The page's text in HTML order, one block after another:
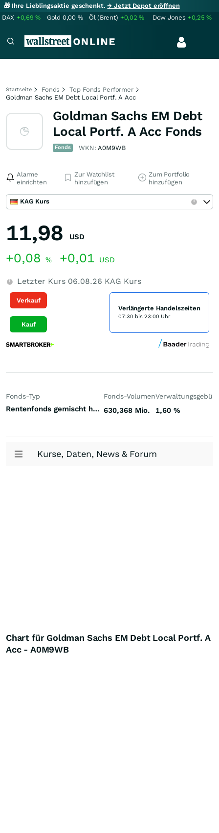
🎁 Ihre Lieblingsaktie geschenkt.→ Jetzt Depot eröffnen
DAX +0,69% Gold 0,00 % Öl (Brent) +0,02% Dow Jones +0,25%
Startseite Fonds
Top Fonds Performer
Goldman Sachs EM Debt Local Portf. A Acc
Goldman Sachs EM Debt
Local Portf. A Acc Fonds
Fonds WKN:A0M9WB
Alarme
einrichten
Zur Watchlist
hinzufügen
Zum Portfolio
hinzufügen
KAG Kurs
11,98 USD
+0,08 % +0,01 USD
Letzter Kurs 06.08.26 KAG Kurs
Verkauf
Kauf
Verlängerte Handelszeiten
07:30 bis 23:00 Uhr
Fonds-Typ
Rentenfonds gemischt höherverzinst Emerging Markets Weichwährungen (Welt)
Fonds-Volumen
630,368 Mio. 1,60 %
Kurse, Daten, News & Forum
Chart für Goldman Sachs EM Debt Local Portf. A
Acc - A0M9WB